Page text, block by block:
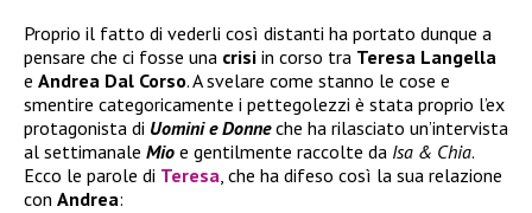
Proprio il fatto di vederli così distanti ha portato dunque a
pensare che ci fosse una crisi in corso tra Teresa Langella
e Andrea Dal Corso. A svelare come stanno le cose e
smentire categoricamente i pettegolezzi è stata proprio l’ex
protagonista di Uomini e Donneche ha rilasciato un’intervista
al settimanale Mio e gentilmente raccolte da Isa & Chia.
Ecco le parole di Teresa, che ha difeso così la sua relazione
con Andrea: